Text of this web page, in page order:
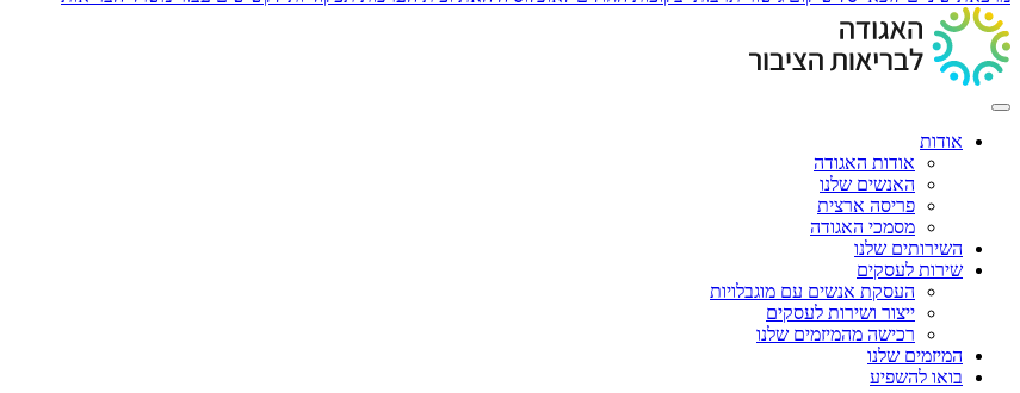
אודות
אודות האגודה
האנשים שלנו
פריסה ארצית
מסמכי האגודה
השירותים שלנו
שירות לעסקים
העסקת אנשים עם מוגבלויות
ייצור ושירות לעסקים
רכישה מהמיזמים שלנו
המיזמים שלנו
בואו להשפיע